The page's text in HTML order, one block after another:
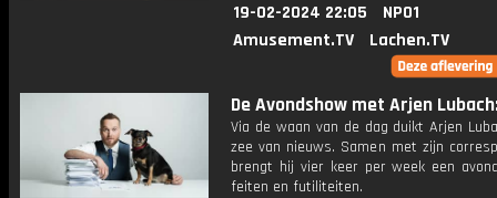
19-02-2024 22:05
NPO1
Amusement.TV
Lachen.TV
De Avondshow met Arjen
Via de waan van de dag duikt Arjen
zee van nieuws. Samen met zijn
brengt hij vier keer per week een
feiten en futiliteiten.